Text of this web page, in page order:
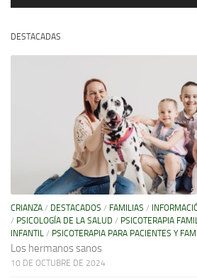
DESTACADAS
CRIANZA / DESTACADOS / FAMILIAS /
/ PSICOLOGÍA DE LA SALUD / PSICOTERAPIA
INFANTIL / PSICOTERAPIA PARA PACIENTES Y
Los hermanos sanos
10 DE OCTUBRE DE 2024